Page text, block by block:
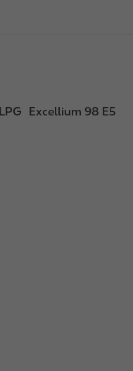
LPG Excellium 98 E5